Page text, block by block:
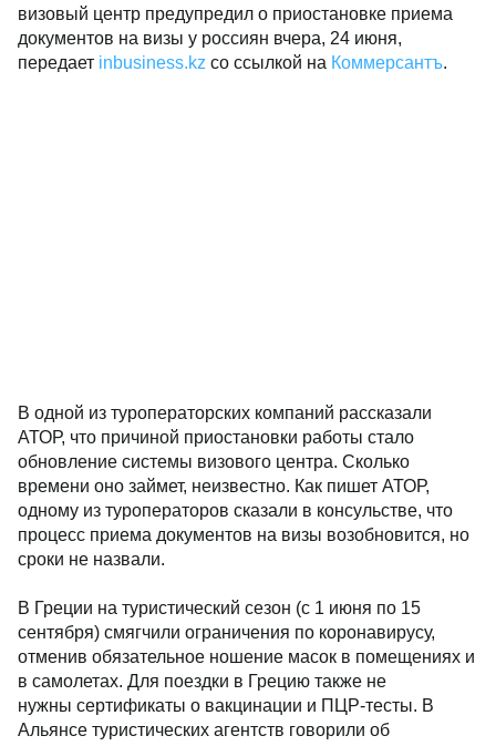
визовый центр предупредил о приостановке приема
документов на визы у россиян вчера, 24 июня,
передает inbusiness.kz со ссылкой на Коммерсантъ.
В одной из туроператорских компаний рассказали
АТОР, что причиной приостановки работы стало
обновление системы визового центра. Сколько
времени оно займет, неизвестно. Как пишет АТОР,
одному из туроператоров сказали в консульстве, что
процесс приема документов на визы возобновится, но
сроки не назвали.
В Греции на туристический сезон (с 1 июня по 15
сентября) смягчили ограничения по коронавирусу,
отменив обязательное ношение масок в помещениях и
в самолетах. Для поездки в Грецию также не
нужны сертификаты о вакцинации и ПЦР-тесты. В
Альянсе туристических агентств говорили об